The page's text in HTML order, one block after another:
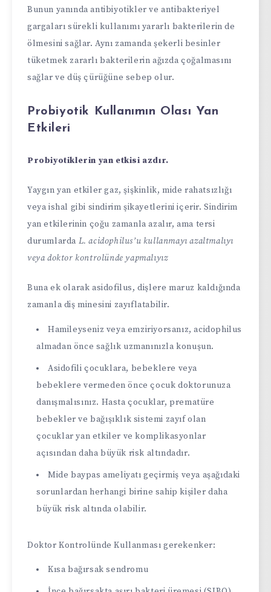
Bunun yanında antibiyotikler ve antibakteriyel
gargaları sürekli kullanımı yararlı bakterilerin de
ölmesini sağlar. Aynı zamanda şekerli besinler
tüketmek zararlı bakterilerin ağızda çoğalmasını
sağlar ve düş çürüğüne sebep olur.
Probiyotik Kullanımın Olası Yan
Etkileri
Probiyotiklerin yan etkisi azdır.
Yaygın yan etkiler gaz, şişkinlik, mide rahatsızlığı
veya ishal gibi sindirim şikayetlerini içerir. Sindirim
yan etkilerinin çoğu zamanla azalır, ama tersi
durumlarda L. acidophilus’u kullanmayı azaltmalıyı
veya doktor kontrolünde yapmalıyız
Buna ek olarak asidofilus, dişlere maruz kaldığında
zamanla diş minesini zayıflatabilir.
Hamileyseniz veya emziriyorsanız, acidophilus
almadan önce sağlık uzmanınızla konuşun.
Asidofili çocuklara, bebeklere veya
bebeklere vermeden önce çocuk doktorunuza
danışmalısınız. Hasta çocuklar, prematüre
bebekler ve bağışıklık sistemi zayıf olan
çocuklar yan etkiler ve komplikasyonlar
açısından daha büyük risk altındadır.
Mide baypas ameliyatı geçirmiş veya aşağıdaki
sorunlardan herhangi birine sahip kişiler daha
büyük risk altında olabilir.
Doktor Kontrolünde Kullanması gerekenker:
Kısa bağırsak sendromu